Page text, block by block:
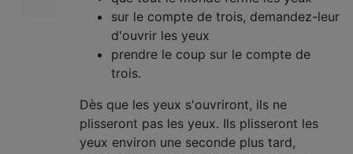
sur le compte de trois, demandez-leur
d'ouvrir les yeux
prendre le coup sur le compte de
trois.
Dès que les yeux s'ouvriront, ils ne
plisseront pas les yeux. Ils plisseront les
yeux environ une seconde plus tard,